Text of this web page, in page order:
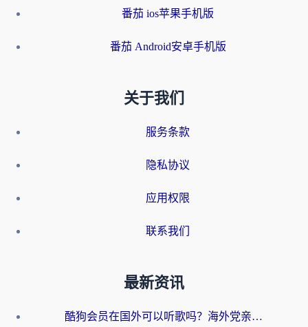
番茄 ios苹果手机版
番茄 Android安卓手机版
关于我们
服务条款
隐私协议
应用权限
联系我们
最新资讯
酷狗会员在国外可以听歌吗？海外党亲测有效：3步解决音乐权限难题